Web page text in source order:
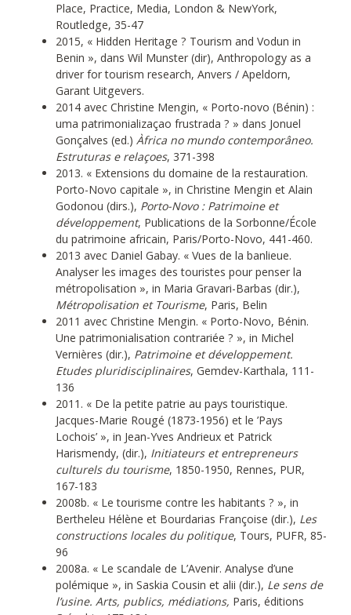
Place, Practice, Media, London & NewYork,
Routledge, 35-47
2015, « Hidden Heritage ? Tourism and Vodun in
Benin », dans Wil Munster (dir), Anthropology as a
driver for tourism research, Anvers / Apeldorn,
Garant Uitgevers.
2014 avec Christine Mengin, « Porto-novo (Bénin) :
uma patrimonializaçao frustrada ? » dans Jonuel
Gonçalves (ed.) Àfrica no mundo contemporâneo.
Estruturas e relaçoes, 371-398
2013. « Extensions du domaine de la restauration.
Porto-Novo capitale », in Christine Mengin et Alain
Godonou (dirs.), Porto-Novo : Patrimoine et
développement, Publications de la Sorbonne/École
du patrimoine africain, Paris/Porto-Novo, 441-460.
2013 avec Daniel Gabay. « Vues de la banlieue.
Analyser les images des touristes pour penser la
métropolisation », in Maria Gravari-Barbas (dir.),
Métropolisation et Tourisme, Paris, Belin
2011 avec Christine Mengin. « Porto-Novo, Bénin.
Une patrimonialisation contrariée ? », in Michel
Vernières (dir.), Patrimoine et développement.
Etudes pluridisciplinaires, Gemdev-Karthala, 111-
136
2011. « De la petite patrie au pays touristique.
Jacques-Marie Rougé (1873-1956) et le ’Pays
Lochois’ », in Jean-Yves Andrieux et Patrick
Harismendy, (dir.), Initiateurs et entrepreneurs
culturels du tourisme, 1850-1950, Rennes, PUR,
167-183
2008b. « Le tourisme contre les habitants ? », in
Bertheleu Hélène et Bourdarias Françoise (dir.), Les
constructions locales du politique, Tours, PUFR, 85-
96
2008a. « Le scandale de L’Avenir. Analyse d’une
polémique », in Saskia Cousin et alii (dir.), Le sens de
l’usine. Arts, publics, médiations, Paris, éditions